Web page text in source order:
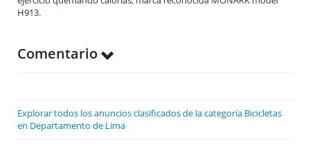
H913.
Comentario
Explorar todos los anuncios clasificados de la categoría Bicicletas
en Departamento de Lima